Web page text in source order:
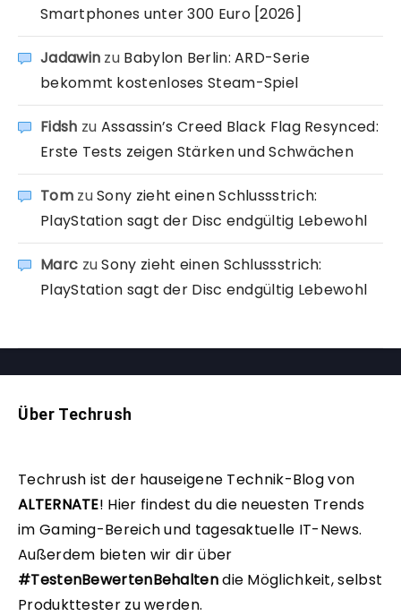
Smartphones unter 300 Euro [2026]
Jadawin zu Babylon Berlin: ARD-Serie
bekommt kostenloses Steam-Spiel
Fidsh zu Assassin’s Creed Black Flag Resynced:
Erste Tests zeigen Stärken und Schwächen
TomzuSony zieht einen Schlussstrich:
PlayStation sagt der Disc endgültig Lebewohl
Marc zuSony zieht einen Schlussstrich:
PlayStation sagt der Disc endgültig Lebewohl
Über Techrush
Techrush ist der hauseigene Technik-Blog von
ALTERNATE! Hier findest du die neuesten Trends
im Gaming-Bereich und tagesaktuelle IT-News.
Außerdem bieten wir dir über
#TestenBewertenBehaltendie Möglichkeit, selbst
Produkttester zu werden.